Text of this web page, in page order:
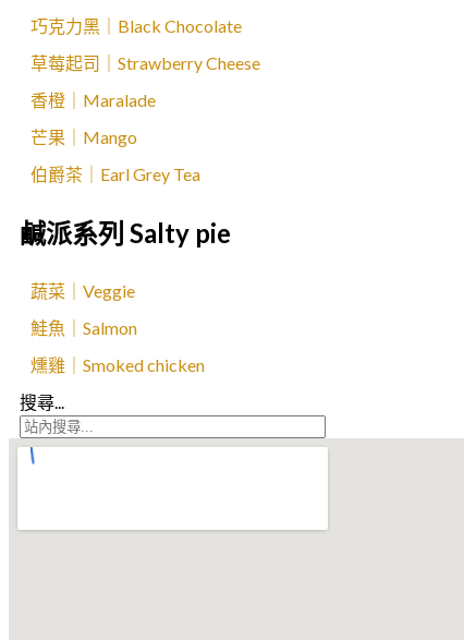
巧克力黑｜Black Chocolate
草莓起司｜Strawberry Cheese
香橙｜Maralade
芒果｜Mango
伯爵茶｜Earl Grey Tea
鹹派系列 Salty pie
蔬菜｜Veggie
鮭魚｜Salmon
燻雞｜Smoked chicken
搜尋...